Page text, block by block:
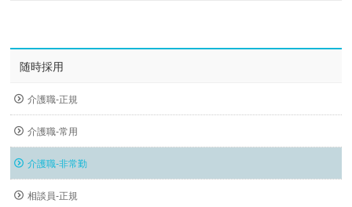
随時採用
介護職-正規
介護職-常用
介護職-非常勤
相談員-正規